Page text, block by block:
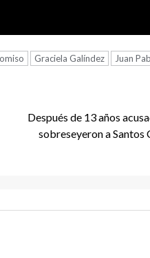
Graciela Galíndez Juan
Después de 13 años
sobreseyeron a Santos